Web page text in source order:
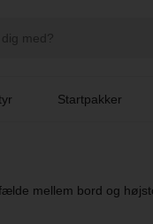
Startpakker
mellem bord og